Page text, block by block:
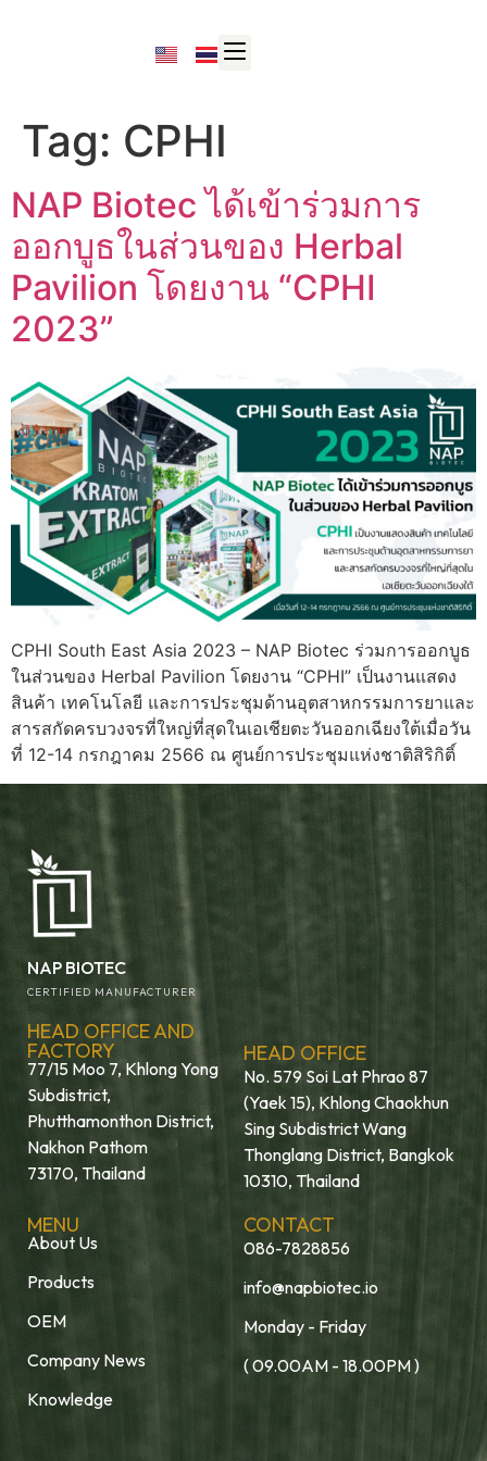
Tag: CPHI
NAP Biotec ได้เข้าร่วมการ
ออกบูธในส่วนของ Herbal
Pavilion โดยงาน “CPHI
2023”
CPHI South East Asia 2023 – NAP Biotec ร่วมการออกบูธ
ในส่วนของ Herbal Pavilion โดยงาน “CPHI” เป็นงานแสดง
สินค้า เทคโนโลยี และการประชุมด้านอุตสาหกรรมการยาและ
สารสกัดครบวงจรที่ใหญ่ที่สุดในเอเชียตะวันออกเฉียงใต้เมื่อวัน
ที่ 12-14 กรกฎาคม 2566 ณ ศูนย์การประชุมแห่งชาติสิริกิติ์
NAP BIOTEC
CERTIFIED MANUFACTURER
HEAD OFFICE AND
FACTORY
77/15 Moo 7, Khlong Yong
Subdistrict,
Phutthamonthon District,
Nakhon Pathom
73170, Thailand
HEAD OFFICE
No. 579 Soi Lat Phrao 87
(Yaek 15), Khlong Chaokhun
Sing Subdistrict Wang
Thonglang District, Bangkok
10310, Thailand
MENU
About Us
Products
OEM
Company News
Knowledge
CONTACT
086-7828856
info@napbiotec.io
Monday - Friday
( 09.00AM - 18.00PM )